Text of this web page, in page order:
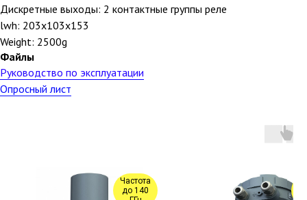
Дискретные выходы: 2 контактные группы реле
lwh: 203x103x153
Weight: 2500g
Файлы
Руководство по эксплуатации
Опросный лист
Частота
до 140